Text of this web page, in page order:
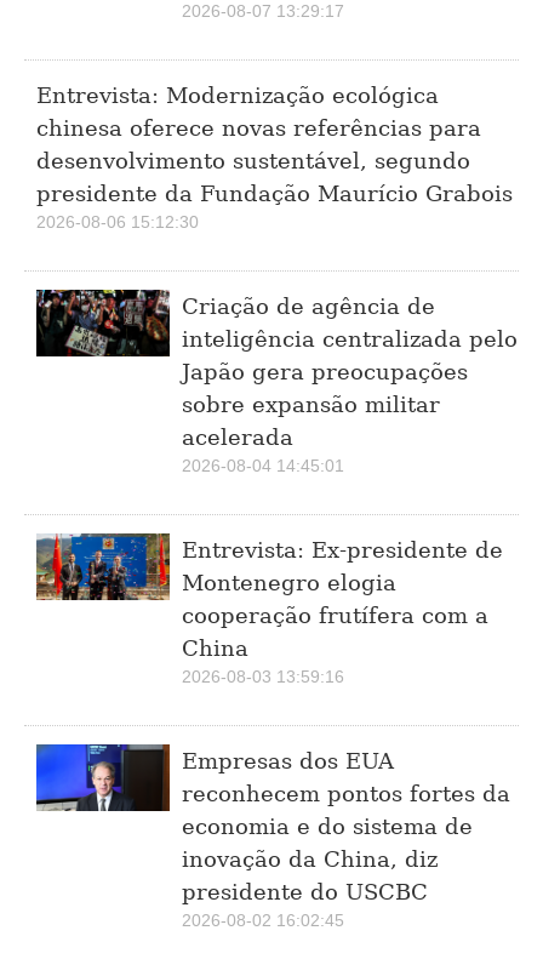
2026-08-07 13:29:17
Entrevista: Modernização ecológica
chinesa oferece novas referências para
desenvolvimento sustentável, segundo
presidente da Fundação Maurício Grabois
2026-08-06 15:12:30
Criação de agência de
inteligência centralizada pelo
Japão gera preocupações
sobre expansão militar
acelerada
2026-08-04 14:45:01
Entrevista: Ex-presidente de
Montenegro elogia
cooperação frutífera com a
China
2026-08-03 13:59:16
Empresas dos EUA
reconhecem pontos fortes da
economia e do sistema de
inovação da China, diz
presidente do USCBC
2026-08-02 16:02:45